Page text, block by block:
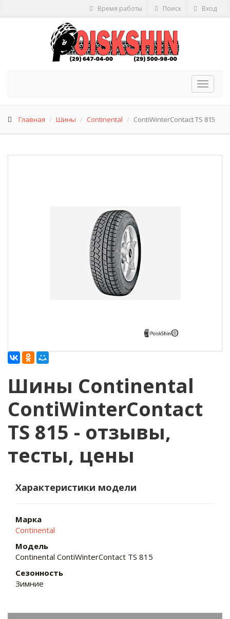
Время работы Поиск Вход
Toggle
Главная Шины Continental ContiWinterContact TS 815
Шины Continental
ContiWinterContact
TS 815 - отзывы,
тесты, цены
Характеристики модели
Марка
Continental
Модель
Continental ContiWinterContact TS 815
Сезонность
Зимние